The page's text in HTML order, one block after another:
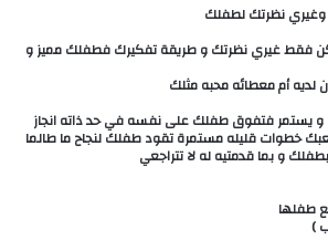
نظرتك لطفلك
فقط غيري نظرتك و طريقة تفكيرك فطفلك مميز و
لديه أم معطائه محبه مثلك
و يستمر فتفوق طفلك على نفسه في حد ذاته انجاز
خطوات قليله مستمرة تقود طفلك لنجاح ما طالما
و بما قدمتيه له لا تتراجعي
طفلها
)